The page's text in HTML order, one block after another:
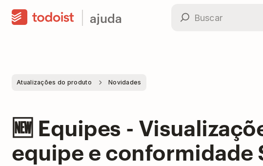
ajuda
Atualizações do produto Novidades
🆕 Equipes -
equipe e conformidade